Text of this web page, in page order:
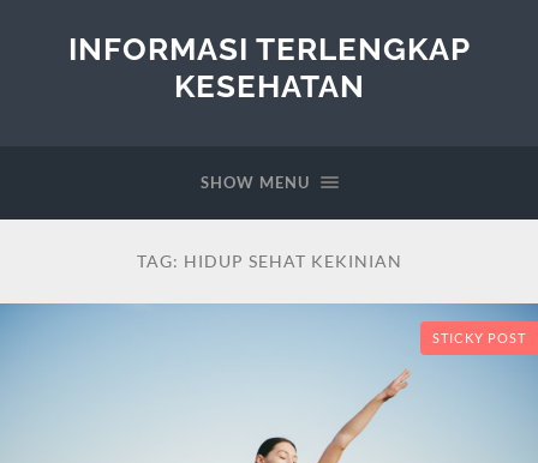
INFORMASI TERLENGKAP
KESEHATAN
SHOW MENU
TAG: HIDUP SEHAT KEKINIAN
STICKY POST